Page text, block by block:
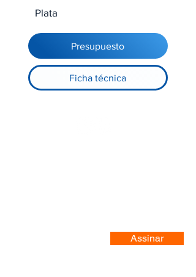
Plata
Presupuesto
Ficha técnica
Assinar